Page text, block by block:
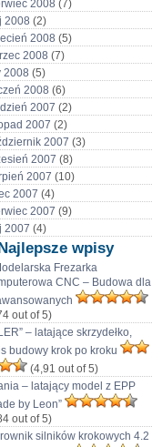
2008 (7)
2008 (2)
2008 (5)
2008 (7)
2008 (5)
2008 (6)
2007 (2)
2007 (2)
2007 (3)
2007 (8)
2007 (10)
2007 (4)
2007 (9)
2007 (4)
wpisy
Frezarka
CNC – Budowa dla
out of 5)
– latające skrzydełko,
budowy krok po kroku
(4,91 out of 5)
– latający model z EPP
by Leon”
out of 5)
silników krokowych 4.2